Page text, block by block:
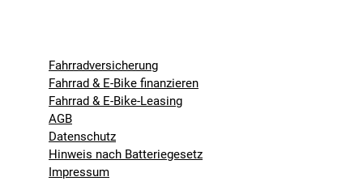
Fahrradversicherung
Fahrrad & E-Bike finanzieren
Fahrrad & E-Bike-Leasing
AGB
Datenschutz
Hinweis nach Batteriegesetz
Impressum